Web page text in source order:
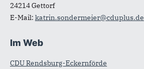
24214Gettorf
E-Mail: katrin.sondermeier@cduplus.de
Im Web
CDU Rendsburg-Eckernförde